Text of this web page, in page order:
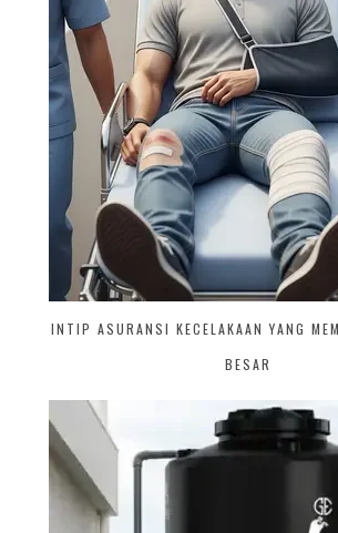
INTIP ASURANSI KECELAKAAN YANG
BESAR